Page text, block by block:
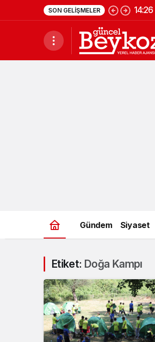
SON GELIŞMELER 14:26
Gündem Siyaset
Etiket: Doğa Kampı